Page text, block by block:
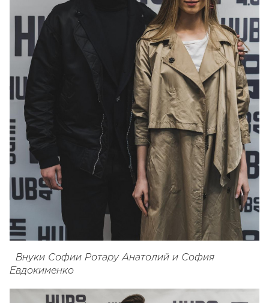
Внуки Софии Ротару Анатолий и София
Евдокименко